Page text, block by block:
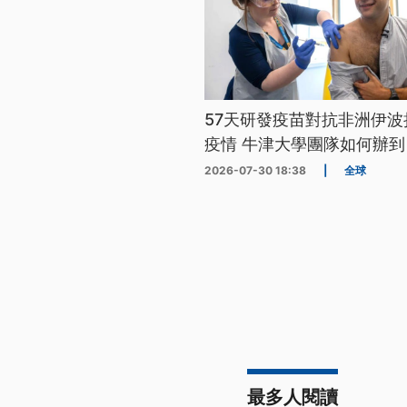
57天研發疫苗對抗非洲伊
疫情 牛津大學團隊如何辦
2026-07-30 18:38 全球
最多人閱讀